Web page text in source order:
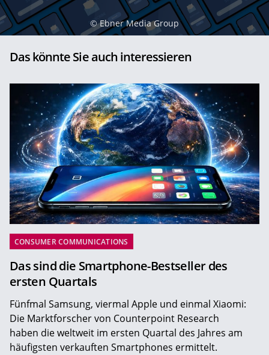
© Ebner Media Group
Das könnte Sie auch interessieren
CONSUMER COMMUNICATIONS
Das sind die Smartphone-Bestseller des
ersten Quartals
Fünfmal Samsung, viermal Apple und einmal Xiaomi:
Die Marktforscher von Counterpoint Research
haben die weltweit im ersten Quartal des Jahres am
häufigsten verkauften Smartphones ermittelt.